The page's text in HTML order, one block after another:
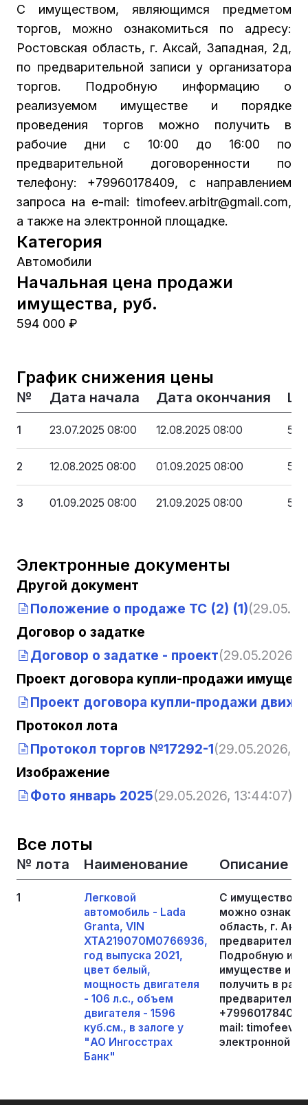
С имуществом, являющимся предметом
торгов, можно ознакомиться по адресу:
Ростовская область, г. Аксай, Западная, 2д,
по предварительной записи у организатора
торгов. Подробную информацию о
реализуемом имуществе и порядке
проведения торгов можно получить в
рабочие дни с 10:00 до 16:00 по
предварительной договоренности по
телефону: +79960178409, с направлением
запроса на е-mail: timofeev.arbitr@gmail.com,
а также на электронной площадке.
Категория
Автомобили
Начальная цена продажи
имущества, руб.
594 000 ₽
График снижения цены
№ Дата начала Дата окончания
1 23.07.2025 08:00 12.08.2025 08:00
2 12.08.2025 08:00 01.09.2025 08:00
3 01.09.2025 08:00 21.09.2025 08:00
Электронные документы
Другой документ
Положение о продаже ТС (2) (1)
Договор о задатке
Договор о задатке - проект(29.05.2026,
Проект договора купли-продажи
Проект договора купли-продажи
Протокол лота
Протокол торгов №17292-1(29.05.2026,
Изображение
Фото январь 2025(29.05.2026, 13:44:07)
Все лоты
№ лота Наименование Описание
1
Легковой
автомобиль - Lada
Granta, VIN
XTA219070M0766936,
год выпуска 2021,
цвет белый,
мощность двигателя
- 106 л.с., объем
двигателя - 1596
куб.см., в залоге у
"АО Ингосстрах
Банк"
С имуществом,
можно
область, г.
Подробную
имуществе и
получить в
+79960178409,
mail:
электронной